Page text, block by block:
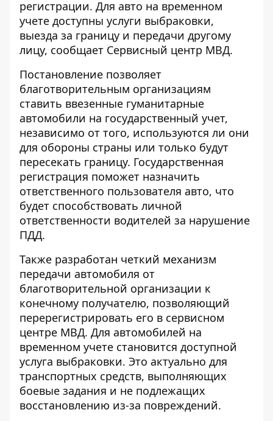
регистрации. Для авто на временном
учете доступны услуги выбраковки,
выезда за границу и передачи другому
лицу, сообщает Сервисный центр МВД.
Постановление позволяет
благотворительным организациям
ставить ввезенные гуманитарные
автомобили на государственный учет,
независимо от того, используются ли они
для обороны страны или только будут
пересекать границу. Государственная
регистрация поможет назначить
ответственного пользователя авто, что
будет способствовать личной
ответственности водителей за нарушение
ПДД.
Также разработан четкий механизм
передачи автомобиля от
благотворительной организации к
конечному получателю, позволяющий
перерегистрировать его в сервисном
центре МВД. Для автомобилей на
временном учете становится доступной
услуга выбраковки. Это актуально для
транспортных средств, выполняющих
боевые задания и не подлежащих
восстановлению из-за повреждений.